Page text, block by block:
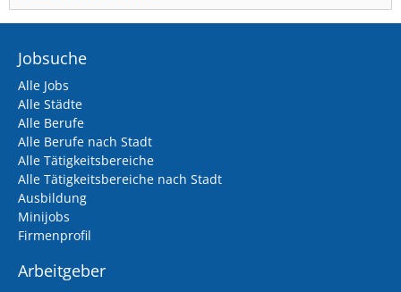
Jobsuche
Alle Jobs
Alle Städte
Alle Berufe
Alle Berufe nach Stadt
Alle Tätigkeitsbereiche
Alle Tätigkeitsbereiche nach Stadt
Ausbildung
Minijobs
Firmenprofil
Arbeitgeber